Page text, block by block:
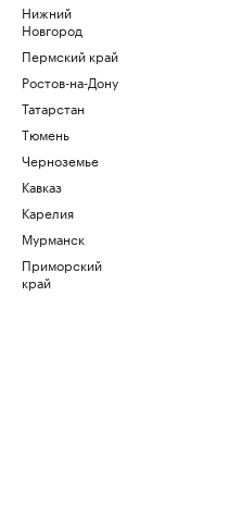
Нижний
Новгород
Пермский край
Ростов-на-Дону
Татарстан
Тюмень
Черноземье
Кавказ
Карелия
Мурманск
Приморский
край